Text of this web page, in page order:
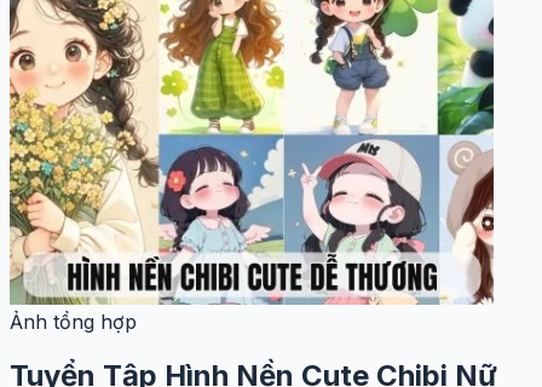
Ảnh tổng hợp
Tuyển Tập Hình Nền Cute Chibi Nữ